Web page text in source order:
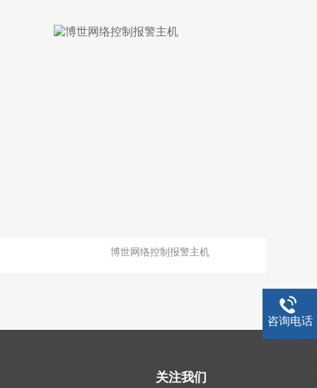
博世网络控制报警主机
关注我们
咨询电话